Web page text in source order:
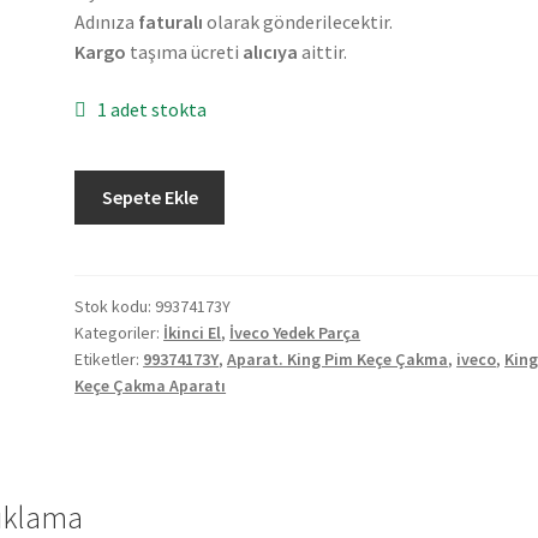
Adınıza faturalı olarak gönderilecektir.
Kargo taşıma ücreti alıcıya aittir.
1 adet stokta
Pim
Keçe
Çakma
Aparatı
Sepete Ekle
Stok kodu: 99374173Y
Kategoriler: İkinci El, İveco Yedek Parça
Etiketler: 99374173Y,Aparat. King Pim Keçe Çakma, iveco,
Keçe Çakma Aparatı